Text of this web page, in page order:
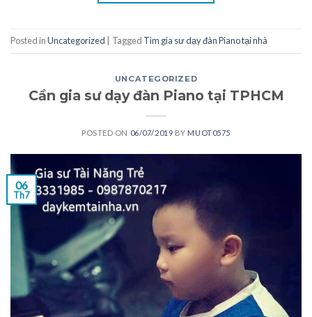
Posted inUncategorized Tagged Tìm gia sư dạy đàn Piano tại nhà
UNCATEGORIZED
Cần gia sư dạy đàn Piano tại TPHCM
POSTED ON 06/07/2019 BY MUOT0575
06
Th7